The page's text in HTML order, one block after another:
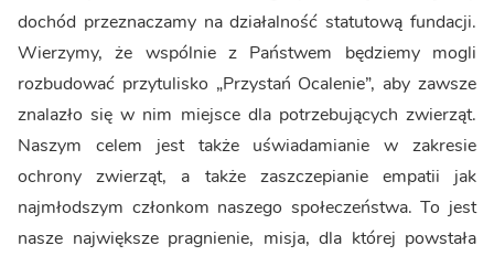
dochód przeznaczamy na działalność statutową fundacji.
Wierzymy, że wspólnie z Państwem będziemy mogli
rozbudować przytulisko „Przystań Ocalenie”, aby zawsze
znalazło się w nim miejsce dla potrzebujących zwierząt.
Naszym celem jest także uświadamianie w zakresie
ochrony zwierząt, a także zaszczepianie empatii jak
najmłodszym członkom naszego społeczeństwa. To jest
nasze największe pragnienie, misja, dla której powstała